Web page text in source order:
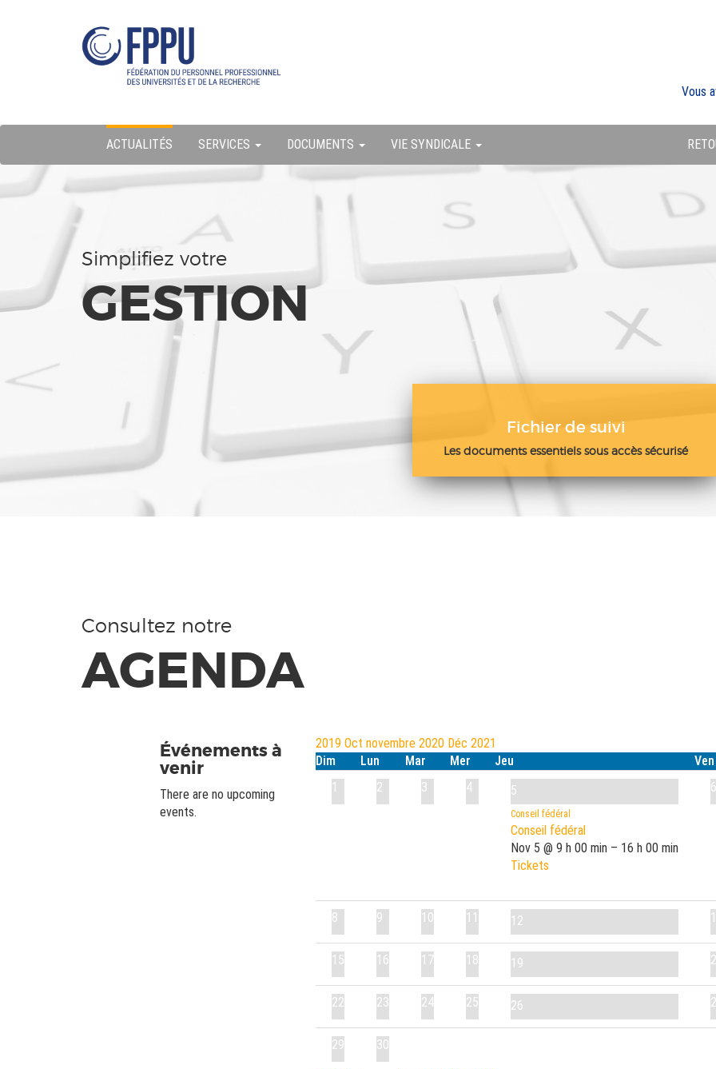
Vous
ACTUALITÉS SERVICES DOCUMENTS VIE SYNDICALE
Simplifiez votre
GESTION
Fichier de suivi
Les documents essentiels sous accès sécurisé
Consultez notre
AGENDA
Événements à
venir
There are no upcoming
events.
2019 Oct novembre 2020 Déc 2021
Dim
Lun Mar Mer Jeu Ven
1
2 3 4 5
Conseil fédéral
Conseil fédéral
Nov 5 @ 9 h 00 min – 16 h 00 min
Tickets
6
8 9 10 11 12
15 16 17 18 19
22 23 24 25 26
29 30